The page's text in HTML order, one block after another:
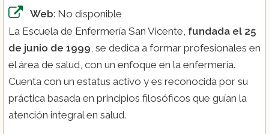
Web: No disponible
La Escuela de Enfermería San Vicente, fundada el 25
de junio de 1999, se dedica a formar profesionales en
el área de salud, con un enfoque en la enfermería.
Cuenta con un estatus activo y es reconocida por su
práctica basada en principios filosóficos que guían la
atención integral en salud.